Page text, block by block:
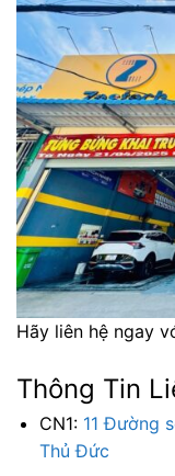
Hãy liên hệ ngay
Thông Tin
CN1: 11 Đường
Thủ Đức